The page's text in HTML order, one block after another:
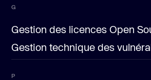
G
Gestion des licences Open
Gestion technique des
P